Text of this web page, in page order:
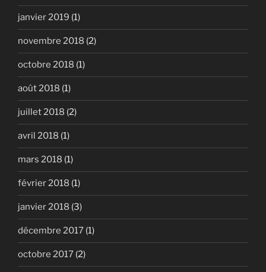
janvier 2019 (1)
novembre 2018 (2)
octobre 2018 (1)
août 2018 (1)
juillet 2018 (2)
avril 2018 (1)
mars 2018 (1)
février 2018 (1)
janvier 2018 (3)
décembre 2017 (1)
octobre 2017 (2)